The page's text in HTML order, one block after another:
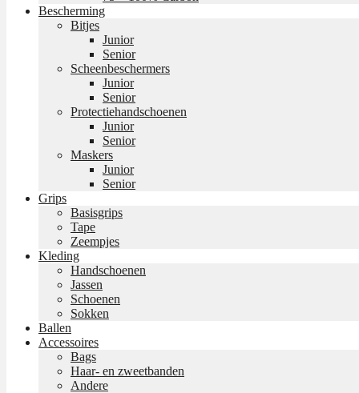
Bescherming
Bitjes
Junior
Senior
Scheenbeschermers
Junior
Senior
Protectiehandschoenen
Junior
Senior
Maskers
Junior
Senior
Grips
Basisgrips
Tape
Zeempjes
Kleding
Handschoenen
Jassen
Schoenen
Sokken
Ballen
Accessoires
Bags
Haar- en zweetbanden
Andere